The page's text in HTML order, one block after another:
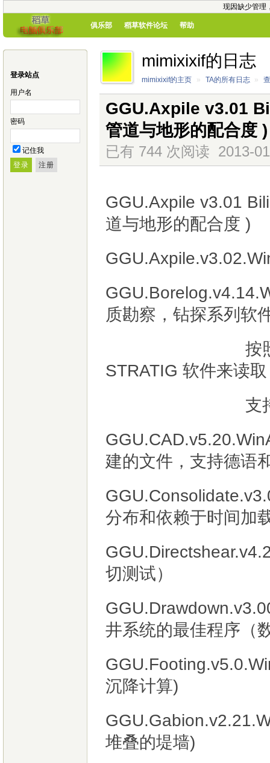
现因缺少管理
俱乐部 稻草软件论坛 帮助
登录站点
用户名
密码
记住我
mimixixif的日志
mimixixif的主页 » TA的所有日志 »
GGU.Axpile v3.01
管道与地形的配合度 )
已有 744 次阅读 2013-
GGU.Axpile v3.01
道与地形的配合度 )
质勘察，钻探系列软
按照德国DIN
STRATIG 软件来读
支持彩色
建的文件，支持德语
分布和依赖于时间加
切测试）
井系统的最佳程序（
沉降计算)
堆叠的堤墙)